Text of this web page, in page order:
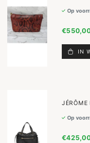
Op
IN
JÉRÔME
Op